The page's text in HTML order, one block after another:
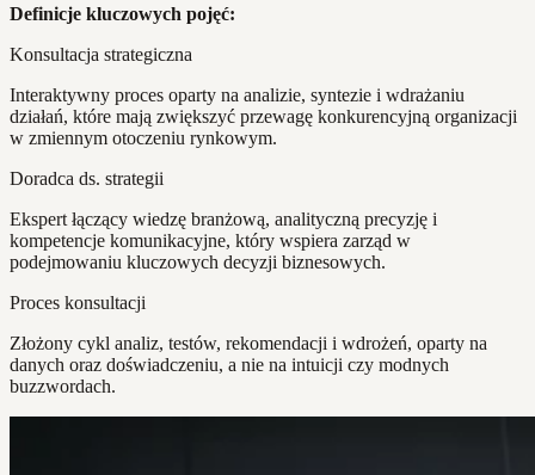
Definicje kluczowych pojęć:
Konsultacja strategiczna
Interaktywny proces oparty na analizie, syntezie i wdrażaniu
działań, które mają zwiększyć przewagę konkurencyjną organizacji
w zmiennym otoczeniu rynkowym.
Doradca ds. strategii
Ekspert łączący wiedzę branżową, analityczną precyzję i
kompetencje komunikacyjne, który wspiera zarząd w
podejmowaniu kluczowych decyzji biznesowych.
Proces konsultacji
Złożony cykl analiz, testów, rekomendacji i wdrożeń, oparty na
danych oraz doświadczeniu, a nie na intuicji czy modnych
buzzwordach.